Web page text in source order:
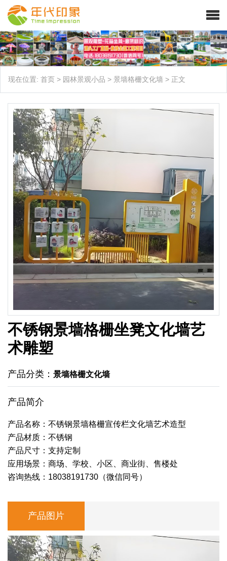
现在位置: 首页 > 园林景观小品 > 景墙格栅文化墙 > 正文
不锈钢景墙格栅坐凳文化墙艺
术雕塑
产品分类： 景墙格栅文化墙
产品简介
产品名称：不锈钢景墙格栅宣传栏文化墙艺术造型
产品材质：不锈钢
产品尺寸：支持定制
应用场景：商场、学校、小区、商业街、售楼处
咨询热线：18038191730（微信同号）
产品图片